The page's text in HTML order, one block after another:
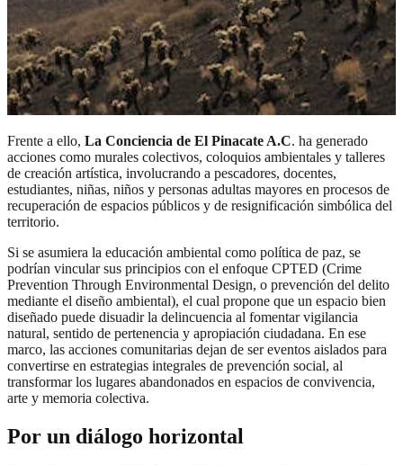
Frente a ello, La Conciencia de El Pinacate A.C. ha generado
acciones como murales colectivos, coloquios ambientales y talleres
de creación artística, involucrando a pescadores, docentes,
estudiantes, niñas, niños y personas adultas mayores en procesos de
recuperación de espacios públicos y de resignificación simbólica del
territorio.
Si se asumiera la educación ambiental como política de paz, se
podrían vincular sus principios con el enfoque CPTED (Crime
Prevention Through Environmental Design, o prevención del delito
mediante el diseño ambiental), el cual propone que un espacio bien
diseñado puede disuadir la delincuencia al fomentar vigilancia
natural, sentido de pertenencia y apropiación ciudadana. En ese
marco, las acciones comunitarias dejan de ser eventos aislados para
convertirse en estrategias integrales de prevención social, al
transformar los lugares abandonados en espacios de convivencia,
arte y memoria colectiva.
Por un diálogo horizontal